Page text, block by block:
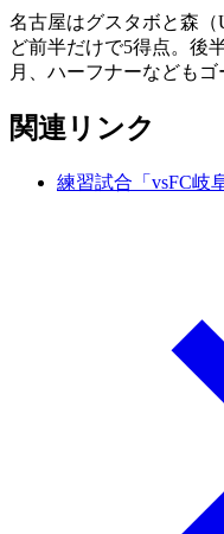
名古屋はグスタボと森
ど前半だけで5得点。後
月、ハーフナーなどもゴ
関連リンク
練習試合「vsFC岐